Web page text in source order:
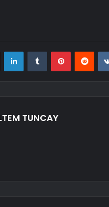
Twitter LinkedInTumblr Pinterest
TUNCAY